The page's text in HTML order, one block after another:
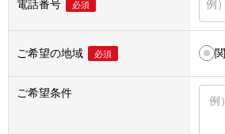
電話番号 必須
ご希望の地域 必須
ご希望条件